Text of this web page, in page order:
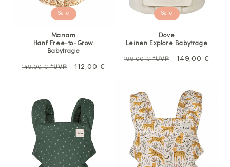
Sale
Mariam
Hanf Free-to-Grow
Babytrage
Normalpreis
149,00 €*UVP Sale
112,00 €
Sale
Dove
Leinen Explore Babytrage
Normalpreis
199,00 €*UVP Sale
149,00 €